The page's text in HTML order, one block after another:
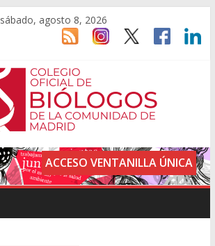
sábado, agosto 8, 2026
ACCESO VENTANILLA ÚNICA